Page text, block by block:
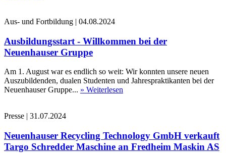
Aus- und Fortbildung | 04.08.2024
Ausbildungsstart - Willkommen bei der
Neuenhauser Gruppe
Am 1. August war es endlich so weit: Wir konnten unsere neuen
Auszubildenden, dualen Studenten und Jahrespraktikanten bei der
Neuenhauser Gruppe... » Weiterlesen
Presse | 31.07.2024
Neuenhauser Recycling Technology GmbH verkauft
Targo Schredder Maschine an Fredheim Maskin AS